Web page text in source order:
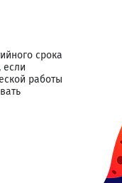
срока
если
работы